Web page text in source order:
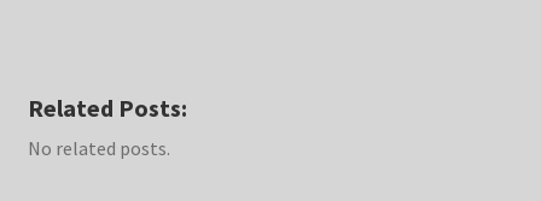
Related Posts:
No related posts.